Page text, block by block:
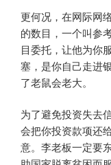
更何况，在网际网
的数目，一个叫参
目委托，让他为你
塞，是你自己走进
了老鼠会老大。
为了避免投资失去
会把你投资款项还
意。李老板一定要